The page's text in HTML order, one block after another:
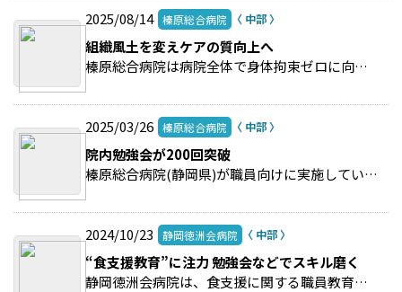
2025/08/14 榛原総合病院
組織風土を変えケアの質向上へ
榛原総合病院は病院全体で身体拘束ゼロに向けた取り組みを行い、効果を上げている。 >>続きを読む
2025/03/26 榛原総合病院
院内勉強会が200回突破
榛原総合病院(静岡県)が職員向けに実施している院内勉強会が通算200回を超えた。 >>続きを読む
2024/10/23 静岡徳洲会病院
“食支援教育”に注力 勉強会などでスキル磨く
静岡徳洲会病院は、食支援に関する職員教育に力を入れている。 >>続きを読む